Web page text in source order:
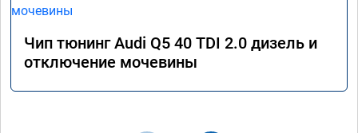
Чип тюнинг Audi Q5 40 TDI 2.0 дизель и
отключение мочевины